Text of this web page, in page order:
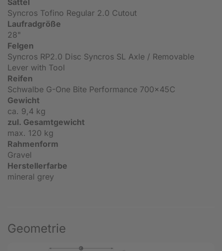
Sattel
Syncros Tofino Regular 2.0 Cutout
Laufradgröße
28"
Felgen
Syncros RP2.0 Disc Syncros SL Axle / Removable
Lever with Tool
Reifen
Schwalbe G-One Bite Performance 700x45C
Gewicht
ca. 9,4 kg
zul. Gesamtgewicht
max. 120 kg
Rahmenform
Gravel
Herstellerfarbe
mineral grey
Geometrie